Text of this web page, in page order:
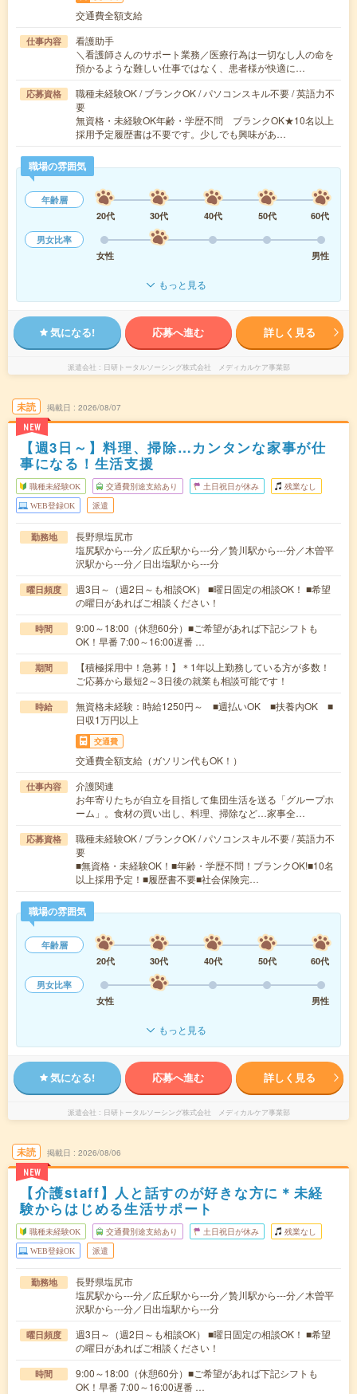
交通費全額支給
仕事内容
看護助手
＼看護師さんのサポート業務／医療行為は一切なし人の命を
預かるような難しい仕事ではなく、患者様が快適に…
応募資格
職種未経験OK / ブランクOK / パソコンスキル不要 / 英語力不
要
無資格・未経験OK年齢・学歴不問 ブランクOK★10名以上
採用予定履歴書は不要です。少しでも興味があ…
職場の雰囲気
年齢層
20代
30代 40代 50代
60代
男女比率
女性
男性
もっと見る
気になる! 応募へ進む 詳しく見る
派遣会社 日研トータルソーシング株式会社 メディカルケア事業部
未読
NEW
掲載日 2026/08/07
【週3日～】料理、掃除…カンタンな家事が仕
事になる！生活支援
職種未経験OK 交通費別途支給あり 土日祝日が休み 残業なし
WEB登録OK 派遣
勤務地
長野県塩尻市
塩尻駅から---分／広丘駅から---分／贄川駅から---分／木曽平
沢駅から---分／日出塩駅から---分
曜日頻度
週3日～（週2日～も相談OK） ■曜日固定の相談OK！ ■希望
の曜日があればご相談ください！
時間
9:00～18:00（休憩60分）■ご希望があれば下記シフトも
OK！早番 7:00～16:00遅番 …
期間
【積極採用中！急募！】＊1年以上勤務している方が多数！
ご応募から最短2～3日後の就業も相談可能です！
時給
無資格未経験：時給1250円～ ■週払いOK ■扶養内OK ■
日収1万円以上
交通費
交通費全額支給（ガソリン代もOK！）
仕事内容
介護関連
お年寄りたちが自立を目指して集団生活を送る「グループホ
ーム」。食材の買い出し、料理、掃除など…家事全…
応募資格
職種未経験OK / ブランクOK / パソコンスキル不要 / 英語力不
要
■無資格・未経験OK！■年齢・学歴不問！ブランクOK!■10名
以上採用予定！■履歴書不要■社会保険完…
職場の雰囲気
年齢層
20代
30代 40代 50代
60代
男女比率
女性
男性
もっと見る
気になる! 応募へ進む 詳しく見る
派遣会社 日研トータルソーシング株式会社 メディカルケア事業部
未読
NEW
掲載日 2026/08/06
【介護staff】人と話すのが好きな方に＊未経
験からはじめる生活サポート
職種未経験OK 交通費別途支給あり 土日祝日が休み 残業なし
WEB登録OK 派遣
勤務地
長野県塩尻市
塩尻駅から---分／広丘駅から---分／贄川駅から---分／木曽平
沢駅から---分／日出塩駅から---分
曜日頻度
週3日～（週2日～も相談OK） ■曜日固定の相談OK！ ■希望
の曜日があればご相談ください！
時間
9:00～18:00（休憩60分）■ご希望があれば下記シフトも
OK！早番 7:00～16:00遅番 …